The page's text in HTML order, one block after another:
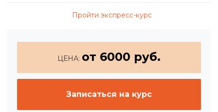
Пройти экспресс-курс
ЦЕНА: от 6000 руб.
Записаться на курс